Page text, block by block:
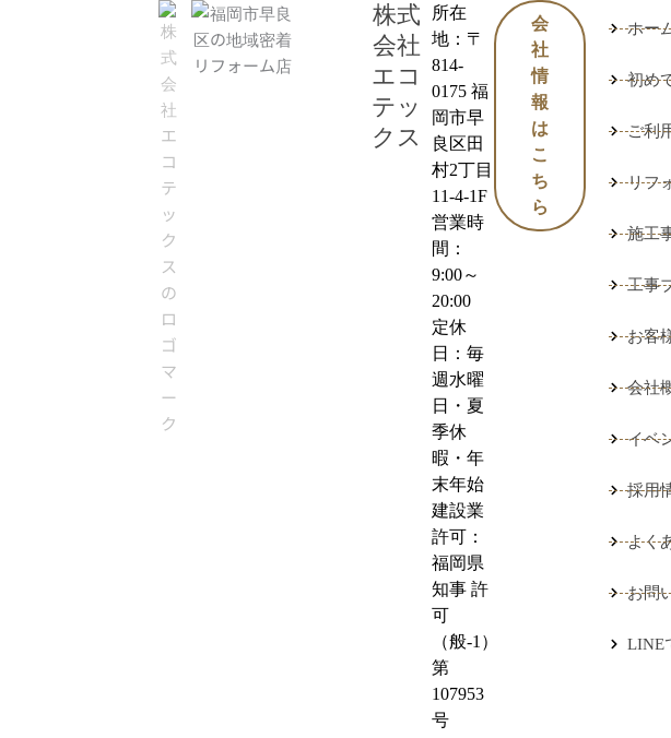
株式
会社
エコ
テッ
クス
所在
地：〒
814-
0175 福
岡市早
良区田
村2丁目
11-4-1F
営業時
間：
9:00～
20:00
定休
日：毎
週水曜
日・夏
季休
暇・年
末年始
建設業
許可：
福岡県
知事 許
可
（般-1）
第
107953
号
会
社
情
報
は
こ
ち
ら
ホー
初め
ご利
リフ
施工
工事
お客
会社
イベ
採用
よく
お問
LINE